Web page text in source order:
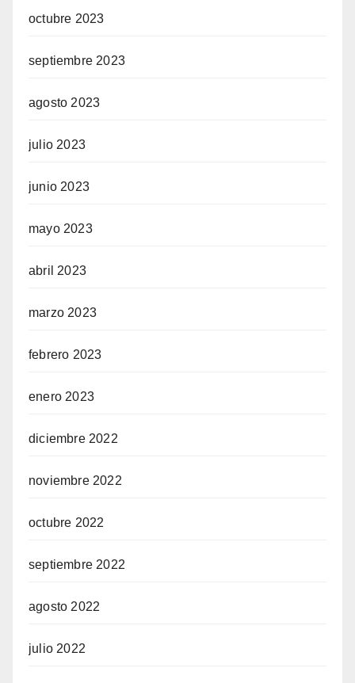
octubre 2023
septiembre 2023
agosto 2023
julio 2023
junio 2023
mayo 2023
abril 2023
marzo 2023
febrero 2023
enero 2023
diciembre 2022
noviembre 2022
octubre 2022
septiembre 2022
agosto 2022
julio 2022